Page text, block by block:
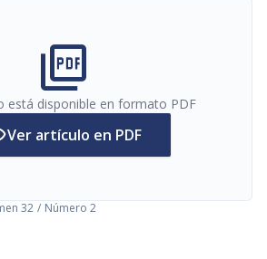
picture_as_pdf
está disponible en formato PDF
Ver artículo en PDF
32 / Número 2